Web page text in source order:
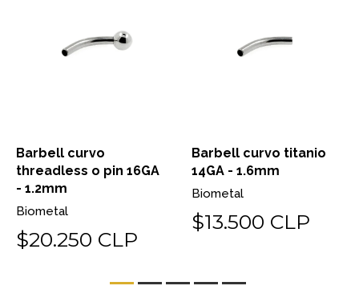
Barbell curvo
threadless o pin 16GA
- 1.2mm
Biometal
$20.250 CLP
Barbell curvo titanio
14GA - 1.6mm
Biometal
$13.500 CLP